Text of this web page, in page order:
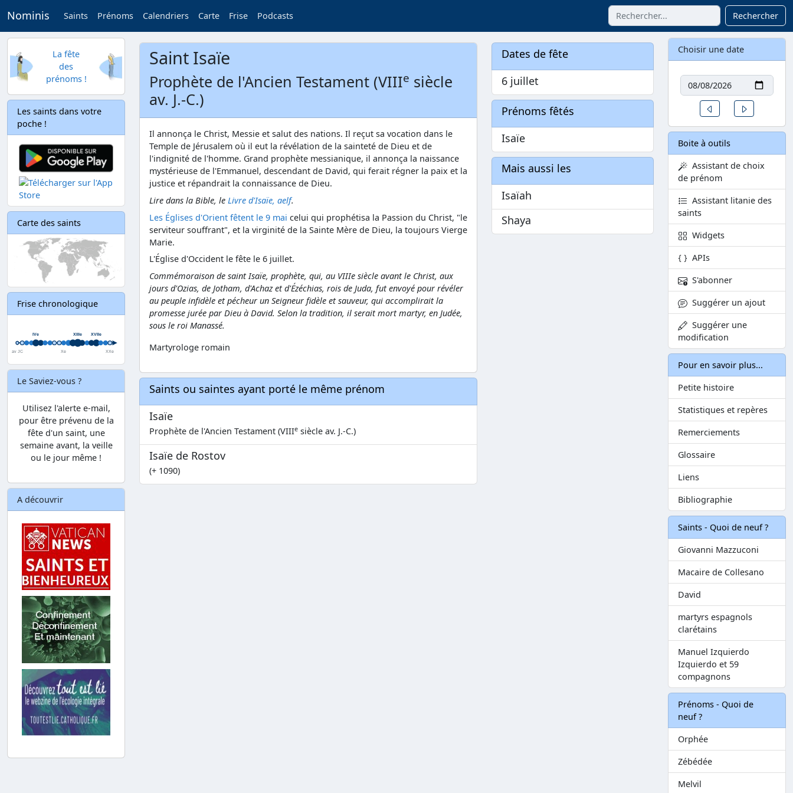
Nominis Saints Prénoms Calendriers Carte Frise Podcasts Rechercher
La fête
des
prénoms !
Les saints dans votre
poche !
Carte des saints
Frise chronologique
Le Saviez-vous ?
Utilisez l'alerte e-mail,
pour être prévenu de la
fête d'un saint, une
semaine avant, la veille
ou le jour même !
A découvrir
Saint Isaïe
Prophète de l'Ancien Testament (VIIIe siècle
av. J.-C.)
Il annonça le Christ, Messie et salut des nations. Il reçut sa vocation dans le
Temple de Jérusalem où il eut la révélation de la sainteté de Dieu et de
l'indignité de l'homme. Grand prophète messianique, il annonça la naissance
mystérieuse de l'Emmanuel, descendant de David, qui ferait régner la paix et la
justice et répandrait la connaissance de Dieu.
Lire dans la Bible, le Livre d'Isaïe, aelf.
Les Églises d'Orient fêtent le 9 mai celui qui prophétisa la Passion du Christ, "le
serviteur souffrant", et la virginité de la Sainte Mère de Dieu, la toujours Vierge
Marie.
L'Église d'Occident le fête le 6 juillet.
Commémoraison de saint Isaïe, prophète, qui, au VIIIe siècle avant le Christ, aux
jours d'Ozias, de Jotham, d'Achaz et d'Ézéchias, rois de Juda, fut envoyé pour révéler
au peuple infidèle et pécheur un Seigneur fidèle et sauveur, qui accomplirait la
promesse jurée par Dieu à David. Selon la tradition, il serait mort martyr, en Judée,
sous le roi Manassé.
Martyrologe romain
Saints ou saintes ayant porté le même prénom
Isaïe
Prophète de l'Ancien Testament (VIIIe siècle av. J.-C.)
Isaïe de Rostov
(+ 1090)
Dates de fête
6 juillet
Prénoms fêtés
Isaïe
Mais aussi les
Isaïah
Shaya
Choisir une date
Date
Un jour avant
Boite à outils
Assistant de choix
de prénom
Assistant litanie des
saints
Widgets
APIs
S'abonner
Suggérer un ajout
Suggérer une
modification
Pour en savoir plus...
Petite histoire
Statistiques et repères
Remerciements
Glossaire
Liens
Bibliographie
Saints - Quoi de neuf ?
Giovanni Mazzuconi
Macaire de Collesano
David
martyrs espagnols
clarétains
Manuel Izquierdo
Izquierdo et 59
compagnons
Prénoms - Quoi de
neuf ?
Orphée
Zébédée
Melvil